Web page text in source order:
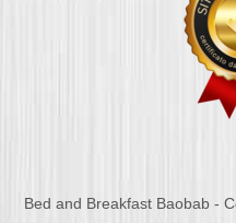
Bed and Breakfast Baobab -